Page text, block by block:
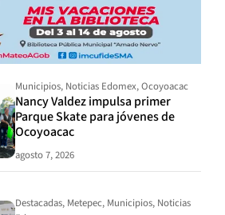
Municipios, Noticias Edomex,Ocoyoacac
Nancy Valdez impulsa primer
Parque Skate para jóvenes de
Ocoyoacac
agosto 7, 2026
Destacadas, Metepec, Municipios, Noticias